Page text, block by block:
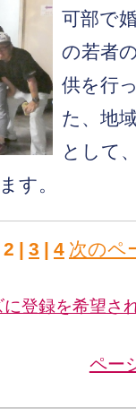
可部で
の若者
供を行
た、地
として
す。
2 | 3 | 4 次の
登録を希望さ
ペー